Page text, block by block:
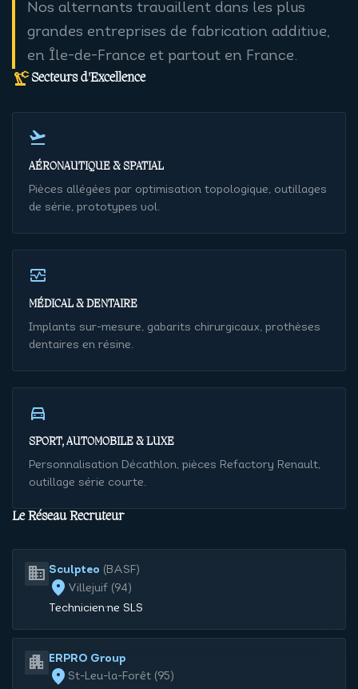
Nos alternants travaillent dans les plus
grandes entreprises de fabrication additive,
en Île-de-France et partout en France.
precision_manufacturingSecteurs d'Excellence
flight_takeoff
AÉRONAUTIQUE & SPATIAL
Pièces allégées par optimisation topologique, outillages
de série, prototypes vol.
monitor_heart
MÉDICAL & DENTAIRE
Implants sur-mesure, gabarits chirurgicaux, prothèses
dentaires en résine.
directions_car
SPORT, AUTOMOBILE & LUXE
Personnalisation Décathlon, pièces Refactory Renault,
outillage série courte.
Le Réseau Recruteur
business Sculpteo (BASF)
location_on Villejuif (94)
Technicien·ne SLS
apartment ERPRO Group
location_on St-Leu-la-Forêt (95)